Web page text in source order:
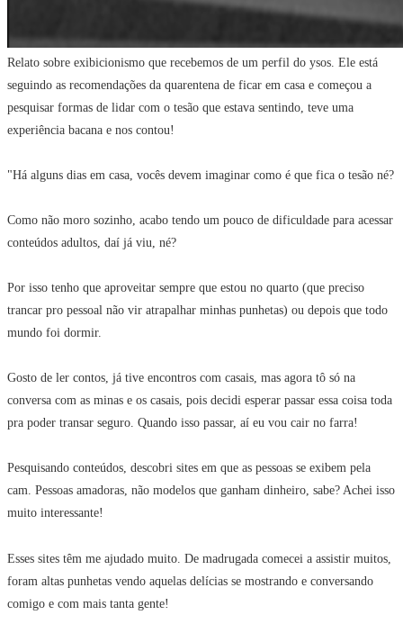
Relato sobre exibicionismo que recebemos de um perfil do ysos. Ele está
seguindo as recomendações da quarentena de ficar em casa e começou a
pesquisar formas de lidar com o tesão que estava sentindo, teve uma
experiência bacana e nos contou!
"Há alguns dias em casa, vocês devem imaginar como é que fica o tesão né?
Como não moro sozinho, acabo tendo um pouco de dificuldade para acessar
conteúdos adultos, daí já viu, né?
Por isso tenho que aproveitar sempre que estou no quarto (que preciso
trancar pro pessoal não vir atrapalhar minhas punhetas) ou depois que todo
mundo foi dormir.
Gosto de ler contos, já tive encontros com casais, mas agora tô só na
conversa com as minas e os casais, pois decidi esperar passar essa coisa toda
pra poder transar seguro. Quando isso passar, aí eu vou cair no farra!
Pesquisando conteúdos, descobri sites em que as pessoas se exibem pela
cam. Pessoas amadoras, não modelos que ganham dinheiro, sabe? Achei isso
muito interessante!
Esses sites têm me ajudado muito. De madrugada comecei a assistir muitos,
foram altas punhetas vendo aquelas delícias se mostrando e conversando
comigo e com mais tanta gente!